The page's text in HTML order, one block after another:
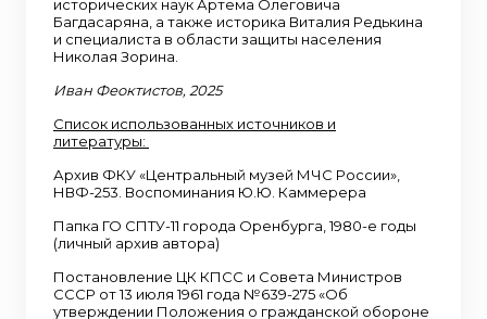
исторических наук Артема Олеговича
Багдасаряна, а также историка Виталия Редькина
и специалиста в области защиты населения
Николая Зорина.
Иван Феоктистов, 2025
Список использованных источников и
литературы:
Архив ФКУ «Центральный музей МЧС России»,
НВФ-253. Воспоминания Ю.Ю. Каммерера
Папка ГО СПТУ-11 города Оренбурга, 1980-е годы
(личный архив автора)
Постановление ЦК КПСС и Совета Министров
СССР от 13 июля 1961 года №639-275 «Об
утверждении Положения о гражданской обороне